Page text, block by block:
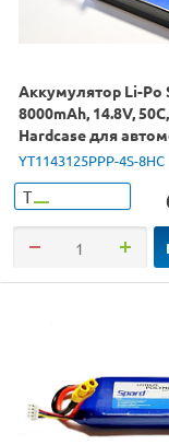
Аккумулятор Li-Po
8000mAh, 14.8V,
Hardcase для
1/10, 1/8
YT1143125PPP-4S-8HC
Т